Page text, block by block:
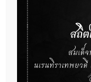
กองควบคุมเครื่องมื
กฎหมาย จำนวน 3 ฉ
22 กรกฎาคม 2026